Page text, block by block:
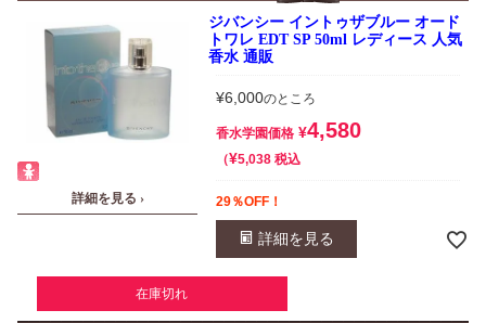
詳細を見る ›
ジバンシー イントゥザブルー オード
トワレ EDT SP 50ml レディース 人気
香水 通販
¥6,000のところ
香水学園価格 ¥4,580
¥5,038 税込
29％OFF！
詳細を見る
在庫切れ